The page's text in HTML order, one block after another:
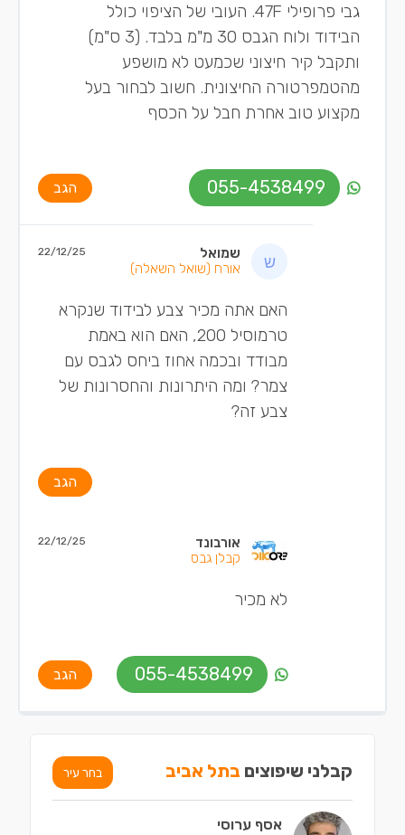
גבי פרופילי 47F. העובי של הציפוי כולל
הבידוד ולוח הגבס 30 מ"מ בלבד. (3 ס"מ)
ותקבל קיר חיצוני שכמעט לא מושפע
מהטמפרטורה החיצונית. חשוב לבחור בעל
מקצוע טוב אחרת חבל על הכסף
055-4538499 הגב
שמואל
אורח (שואל השאלה)
22/12/25
האם אתה מכיר צבע לבידוד שנקרא
טרמוסיל 200, האם הוא באמת
מבודד ובכמה אחוז ביחס לגבס עם
צמר? ומה היתרונות והחסרונות של
צבע זה?
הגב
אורבונד
קבלן גבס
22/12/25
לא מכיר
055-4538499 הגב
קבלני שיפוצים בתל אביב בחר עיר
אסף ערוסי